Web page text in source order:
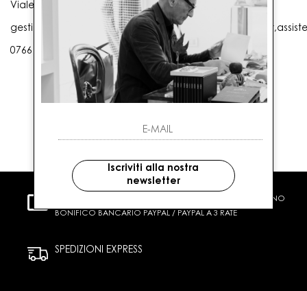
Viale G. Matteotti n. 23 00053 Civitavecchia (RM)
0766 25656
CARTA DI CREDITO CONTRASSEGNO
BONIFICO BANCARIO PAYPAL / PAYPAL A 3 RATE
SPEDIZIONI EXPRESS
Iscriviti alla nostra
newsletter